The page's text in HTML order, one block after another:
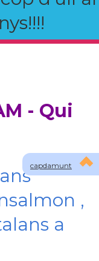
capdamunt
- Qui
,
a